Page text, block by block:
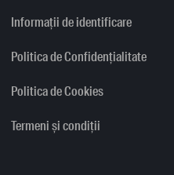
Informaţii de identificare
Politica de Confidențialitate
Politica de Cookies
Termeni și condiții